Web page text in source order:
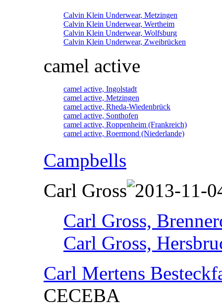
Calvin Klein Underwear, Metzingen
Calvin Klein Underwear, Wertheim
Calvin Klein Underwear, Wolfsburg
Calvin Klein Underwear, Zweibrücken
camel active
camel active, Ingolstadt
camel active, Metzingen
camel active, Rheda-Wiedenbrück
camel active, Sonthofen
camel active, Roppenheim (Frankreich)
camel active, Roermond (Niederlande)
Campbells
Carl Gross
Carl Gross,
Carl Gross,
Carl Mertens
CECEBA